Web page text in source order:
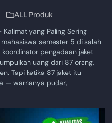
ALL Produk
Kalimat yang Paling Sering
mahasiswa semester 5 di salah
pengadaan jaket
uang dari 87 orang,
Tapi ketika 87 jaket itu
— warnanya pudar,